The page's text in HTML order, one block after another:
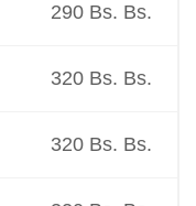
290 Bs. Bs.
320 Bs. Bs.
320 Bs. Bs.